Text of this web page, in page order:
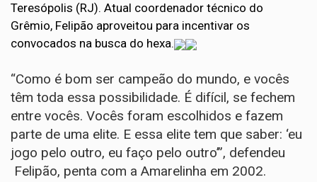
Teresópolis (RJ). Atual coordenador técnico do
Grêmio, Felipão aproveitou para incentivar os
convocados na busca do hexa.
“Como é bom ser campeão do mundo, e vocês
têm toda essa possibilidade. É difícil, se fechem
entre vocês. Vocês foram escolhidos e fazem
parte de uma elite. E essa elite tem que saber: ‘eu
jogo pelo outro, eu faço pelo outro’”, defendeu
Felipão, penta com a Amarelinha em 2002.